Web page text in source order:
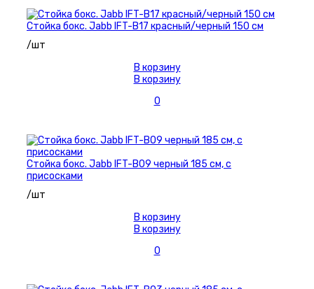
Стойка бокс. Jabb IFT-B17 красный/черный 150 см
/шт
В корзину
В корзину
0
Стойка бокс. Jabb IFT-B09 черный 185 см, с
присосками
/шт
В корзину
В корзину
0